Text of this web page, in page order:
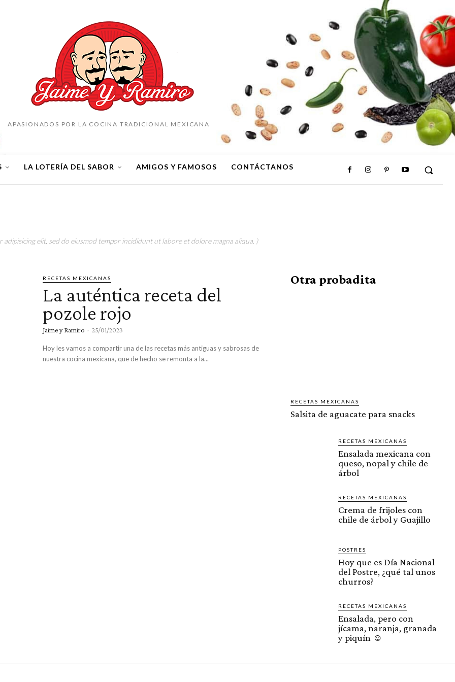
APASIONADOS POR LA COCINA TRADICIONAL MEXICANA
LA LOTERÍA DEL SABOR AMIGOS Y FAMOSOS CONTÁCTANOS
elit, sed do eiusmod tempor incididunt ut labore et dolore magna aliqua. )
RECETAS MEXICANAS
La auténtica receta del
pozole rojo
Jaime y Ramiro - 25/01/2023
Hoy les vamos a compartir una de las recetas más antiguas y sabrosas de
nuestra cocina mexicana, que de hecho se remonta a la...
Otra probadita
RECETAS MEXICANAS
Salsita de aguacate para snacks
RECETAS MEXICANAS
Ensalada mexicana con
queso, nopal y chile de
árbol
RECETAS MEXICANAS
Crema de frijoles con
chile de árbol y Guajillo
POSTRES
Hoy que es Día Nacional
del Postre, ¿qué tal unos
churros?
RECETAS MEXICANAS
Ensalada, pero con
jícama, naranja, granada
y piquín ☺️